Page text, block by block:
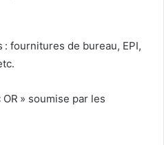
fournitures de bureau, EPI,
» soumise par les